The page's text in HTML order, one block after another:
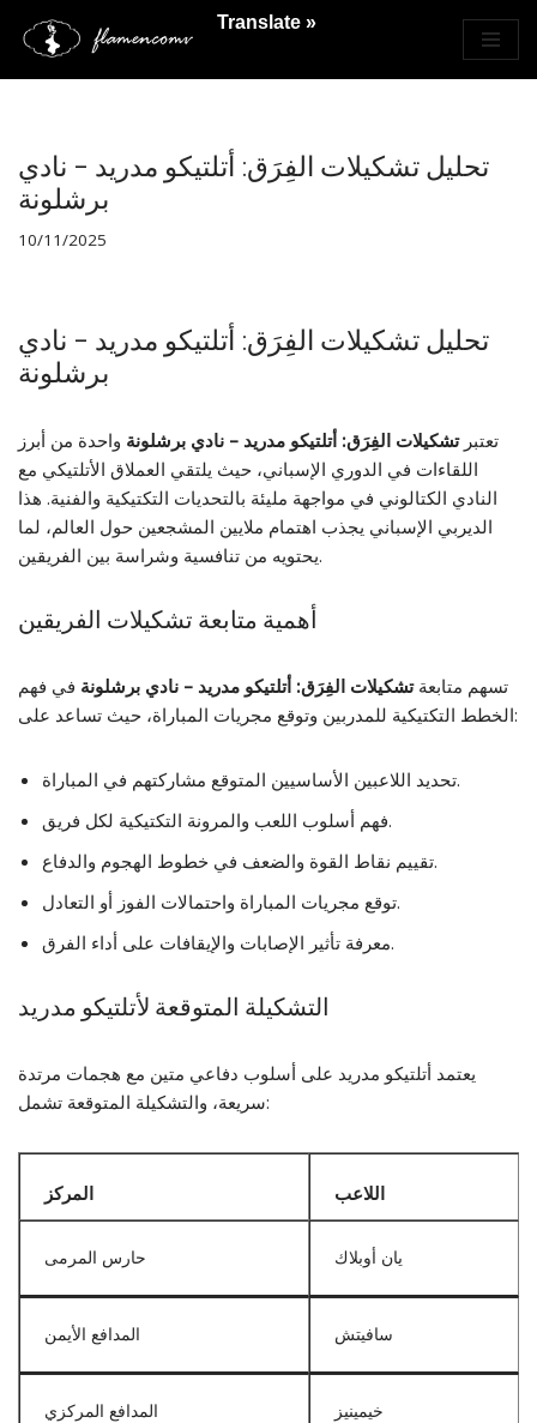
Saltar
تحليل تشكيلات الفِرَق: أتلتيكو مدريد – نادي
برشلونة
10/11/2025
تحليل تشكيلات الفِرَق: أتلتيكو مدريد – نادي
برشلونة
تعتبرتشكيلات الفِرَق: أتلتيكو مدريد – نادي برشلونة واحدة من أبرز
اللقاءات في الدوري الإسباني، حيث يلتقي العملاق الأتلتيكي مع
النادي الكتالوني في مواجهة مليئة بالتحديات التكتيكية والفنية. هذا
الديربي الإسباني يجذب اهتمام ملايين المشجعين حول العالم، لما
يحتويه من تنافسية وشراسة بين الفريقين.
أهمية متابعة تشكيلات الفريقين
تسهم متابعةتشكيلات الفِرَق: أتلتيكو مدريد – نادي برشلونة في فهم
الخطط التكتيكية للمدربين وتوقع مجريات المباراة، حيث تساعد على:
تحديد اللاعبين الأساسيين المتوقع مشاركتهم في المباراة.
فهم أسلوب اللعب والمرونة التكتيكية لكل فريق.
تقييم نقاط القوة والضعف في خطوط الهجوم والدفاع.
توقع مجريات المباراة واحتمالات الفوز أو التعادل.
معرفة تأثير الإصابات والإيقافات على أداء الفرق.
التشكيلة المتوقعة لأتلتيكو مدريد
يعتمد أتلتيكو مدريد على أسلوب دفاعي متين مع هجمات مرتدة
سريعة، والتشكيلة المتوقعة تشمل:
المركز اللاعب
حارس المرمى يان أوبلاك
المدافع الأيمن سافيتش
المدافع المركزي خيمينيز
Translate »